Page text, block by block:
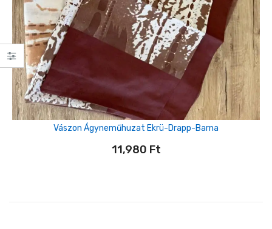
Vászon Ágyneműhuzat Ekrü-Drapp-Barna
11,980 Ft